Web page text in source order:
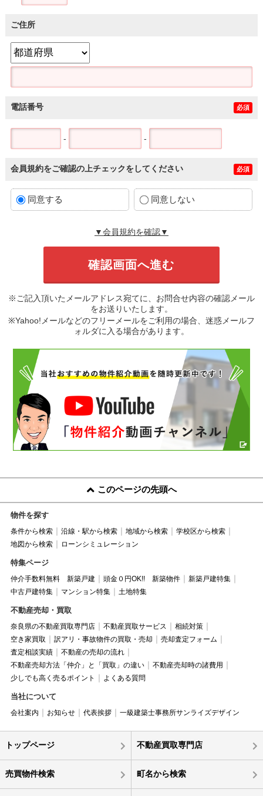
ご住所
電話番号 必須
- -
会員規約をご確認の上チェックをしてください 必須
同意する 同意しない
▼会員規約を確認▼
※ご記入頂いたメールアドレス宛てに、お問合せ内容の確認メール
をお送りいたします。
※Yahoo!メールなどのフリーメールをご利用の場合、迷惑メールフ
ォルダに入る場合があります。
このページの先頭へ
物件を探す
条件から検索 沿線・駅から検索 地域から検索
学校区から検索
地図から検索
ローンシミュレーション
特集ページ
仲介手数料無料 新築戸建 頭金０円OK!! 新築物件
新築戸建特集
中古戸建特集
マンション特集 土地特集
不動産売却・買取
奈良県の不動産買取専門店 不動産買取サービス
相続対策
空き家買取
訳アリ・事故物件の買取・売却
売却査定フォーム
査定相談実績
不動産の売却の流れ
不動産売却方法「仲介」と「買取」の違い
不動産売却時の諸費用
少しでも高く売るポイント
よくある質問
当社について
会社案内 お知らせ 代表挨拶 一級建築士事務所サンライズデザイン
トップページ 不動産買取専門店
売買物件検索 町名から検索